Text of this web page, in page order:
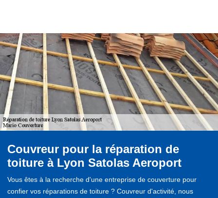
Couvreur pour la réparation de
toiture à Lyon Satolas Aeroport
Vous êtes à la recherche d'une entreprise de couverture pour
confier vos réparations de toiture ? Couvreur d'activité, nous